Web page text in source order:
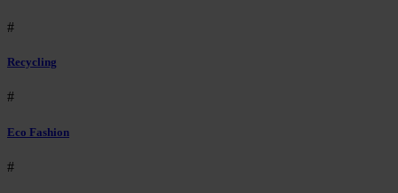
#
Recycling
#
Eco Fashion
#